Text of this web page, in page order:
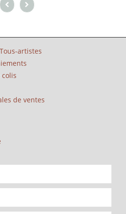
artistes
de ventes